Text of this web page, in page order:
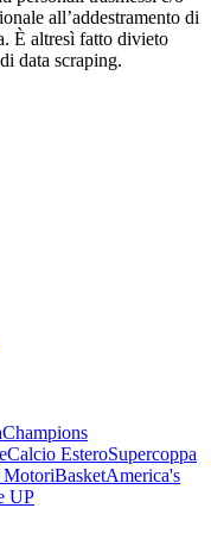
all’addestramento di
È altresì fatto divieto
data scraping.
Champions
Calcio EsteroSupercoppa
BasketAmerica's
UP